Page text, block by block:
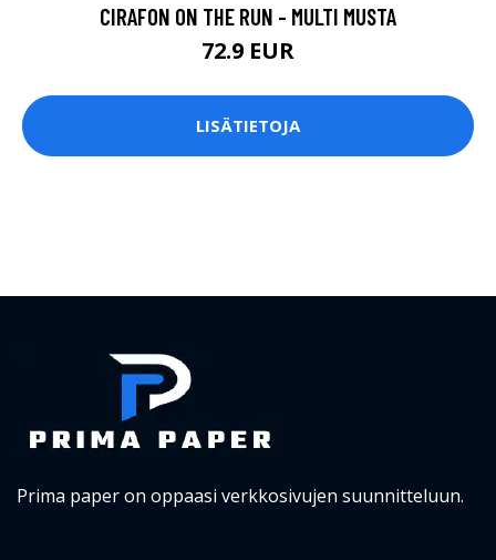
CIRAFON ON THE RUN - MULTI MUSTA
72.9 EUR
LISÄTIETOJA
Prima paper on oppaasi verkkosivujen suunnitteluun.